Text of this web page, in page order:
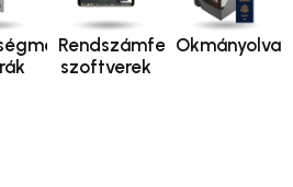
Rendszámfelismerő
szoftverek